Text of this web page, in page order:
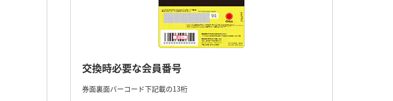
交換時必要な会員番号
券面裏面バーコード下記載の13桁